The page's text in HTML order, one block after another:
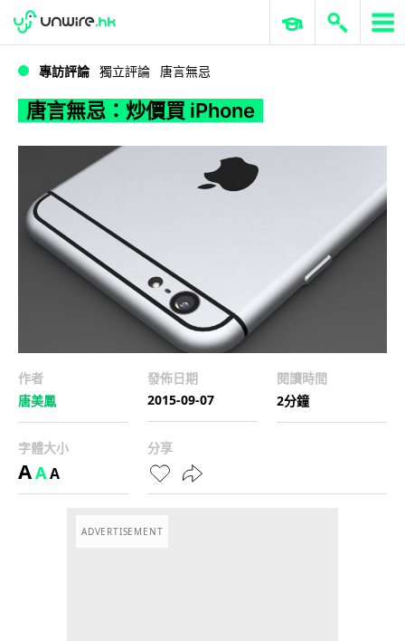
唐言無忌：炒價買 iPhone
WWDC 2026 ERP 與商業 AI
專訪評論 獨立評論 唐言無忌
唐言無忌：炒價買 iPhone
作者
唐美鳳
發佈日期
2015-09-07
閱讀時間
2分鐘
字體大小
AAA
分享
ADVERTISEMENT